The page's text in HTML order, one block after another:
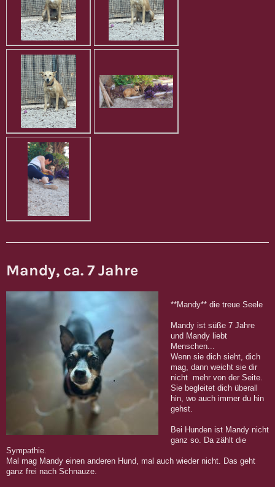
Mandy, ca. 7 Jahre
**Mandy** die treue Seele
Mandy ist süße 7 Jahre
und Mandy liebt
Menschen...
Wenn sie dich sieht, dich
mag, dann weicht sie dir
nicht mehr von der Seite.
Sie begleitet dich überall
hin, wo auch immer du hin
gehst.
Bei Hunden ist Mandy nicht
ganz so. Da zählt die
Sympathie.
Mal mag Mandy einen anderen Hund, mal auch wieder nicht. Das geht
ganz frei nach Schnauze.